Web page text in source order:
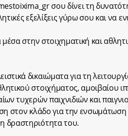
σου δίνει τη
εξελίξεις γύρω σου και να
στην στοιχηματική και
δικαιώματα για τη
στοιχήματος, αμοιβαίου
τυχερών παιχνιδιών και
στον κλάδο για την
δραστηριότητα του.